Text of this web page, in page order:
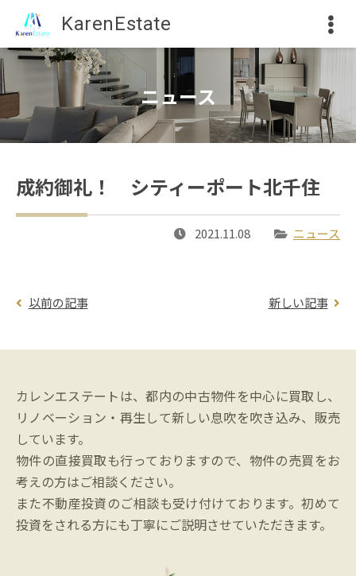
KarenEstate
ニュース
成約御礼！ シティーポート北千住
2021.11.08 ニュース
以前の記事 新しい記事
カレンエステートは、都内の中古物件を中心に買取し、
リノベーション・再生して新しい息吹を吹き込み、販売
しています。
物件の直接買取も行っておりますので、物件の売買をお
考えの方はご相談ください。
また不動産投資のご相談も受け付けております。初めて
投資をされる方にも丁寧にご説明させていただきます。